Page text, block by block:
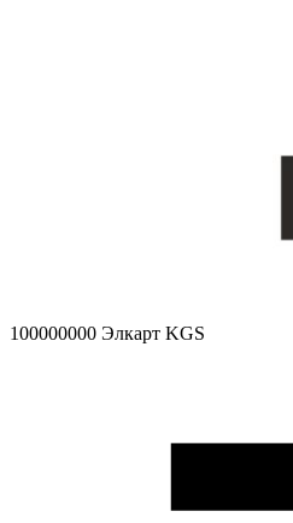
100000000 Элкарт KGS